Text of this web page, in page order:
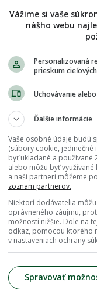
Vážime si vaše
nášho webu
Personalizovaná
prieskum
Uchovávanie
Ďalšie informácie
Vaše osobné údaje budú
(súbory cookie,
byť ukladané a používané
alebo môžu byť
a naši partneri môžeme
zoznam partnerov.
Niektorí dodávatelia
oprávneného záujmu,
možností nižšie. Dole na
odkaz, pomocou ktorého
v nastaveniach ochrany
Spravovať